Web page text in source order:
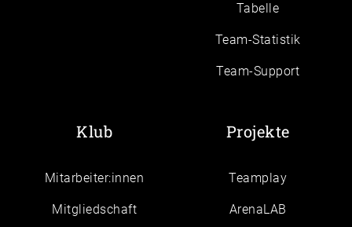
Tabelle
Team-Statistik
Team-Support
Klub
Mitarbeiter:innen
Mitgliedschaft
Projekte
Teamplay
ArenaLAB